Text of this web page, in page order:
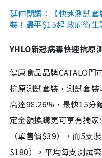
延伸閱讀：【快速測試
裝！最平$15起 政府衛
YHLO新冠病毒快速抗原
健康食品品牌CATALO門
抗原測試套裝，測試套
高達98.26%，最快15分
定金額換購更可享有獨
（單售價$39），而5支
$180），平均每支測試